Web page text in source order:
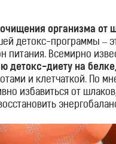
организма от
детокс-программы –
питания. Всемирно
детокс-диету на
и клетчаткой. По
избавиться от